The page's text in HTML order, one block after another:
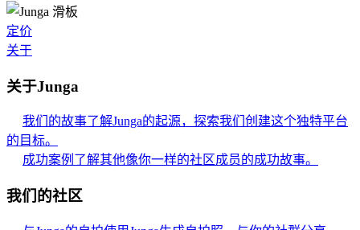
定价
关于
关于Junga
我们的故事了解Junga的起源，探索我们创建这个独特平台
的目标。
成功案例 了解其他像你一样的社区成员的成功故事。
我们的社区